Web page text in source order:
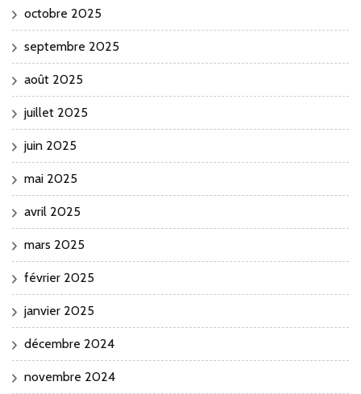
octobre 2025
septembre 2025
août 2025
juillet 2025
juin 2025
mai 2025
avril 2025
mars 2025
février 2025
janvier 2025
décembre 2024
novembre 2024